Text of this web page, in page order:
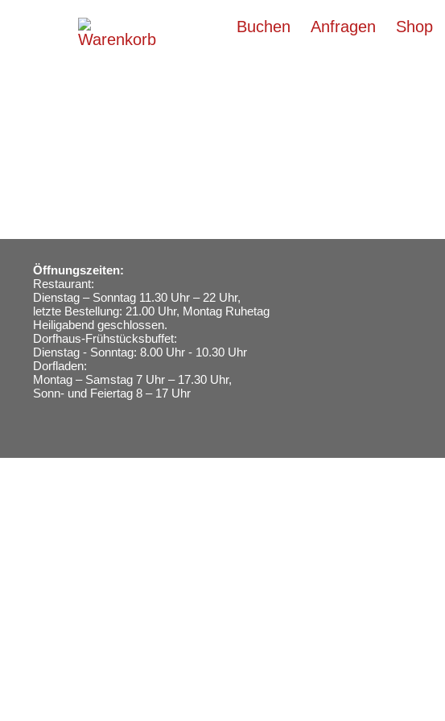
Buchen Anfragen Shop
Öffnungszeiten:
Restaurant:
Dienstag – Sonntag 11.30 Uhr – 22 Uhr,
letzte Bestellung: 21.00 Uhr, Montag Ruhetag
Heiligabend geschlossen.
Dorfhaus-Frühstücksbuffet:
Dienstag - Sonntag: 8.00 Uhr - 10.30 Uhr
Dorfladen:
Montag – Samstag 7 Uhr – 17.30 Uhr,
Sonn- und Feiertag 8 – 17 Uhr